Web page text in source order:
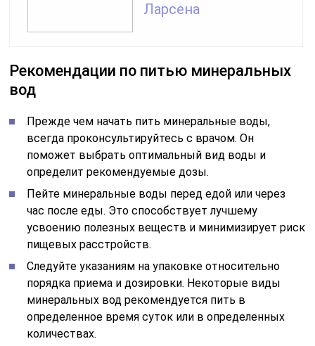
Ларсена
Рекомендации по питью минеральных
вод
Прежде чем начать пить минеральные воды,
всегда проконсультируйтесь с врачом. Он
поможет выбрать оптимальный вид воды и
определит рекомендуемые дозы.
Пейте минеральные воды перед едой или через
час после еды. Это способствует лучшему
усвоению полезных веществ и минимизирует риск
пищевых расстройств.
Следуйте указаниям на упаковке относительно
порядка приема и дозировки. Некоторые виды
минеральных вод рекомендуется пить в
определенное время суток или в определенных
количествах.